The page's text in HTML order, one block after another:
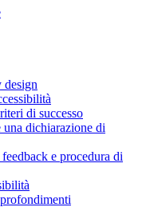
design
di successo
dichiarazione di
e procedura di